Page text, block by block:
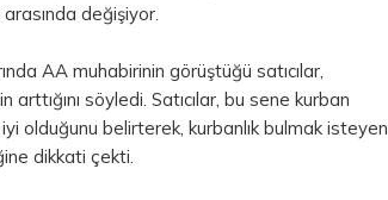
değişiyor.
AA muhabirinin görüştüğü satıcılar,
söyledi. Satıcılar, bu sene kurban
olduğunu belirterek, kurbanlık bulmak isteyen
dikkati çekti.